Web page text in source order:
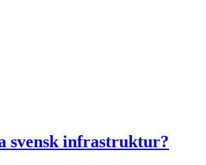
svensk infrastruktur?